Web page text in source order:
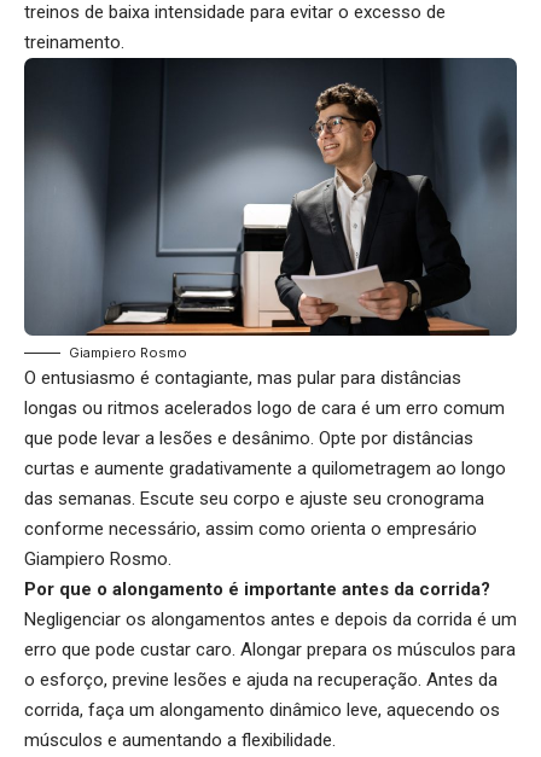
treinos de baixa intensidade para evitar o excesso de
treinamento.
Giampiero Rosmo
O entusiasmo é contagiante, mas pular para distâncias
longas ou ritmos acelerados logo de cara é um erro comum
que pode levar a lesões e desânimo. Opte por distâncias
curtas e aumente gradativamente a quilometragem ao longo
das semanas. Escute seu corpo e ajuste seu cronograma
conforme necessário, assim como orienta o empresário
Giampiero Rosmo.
Por que o alongamento é importante antes da corrida?
Negligenciar os alongamentos antes e depois da corrida é um
erro que pode custar caro. Alongar prepara os músculos para
o esforço, previne lesões e ajuda na recuperação. Antes da
corrida, faça um alongamento dinâmico leve, aquecendo os
músculos e aumentando a flexibilidade.